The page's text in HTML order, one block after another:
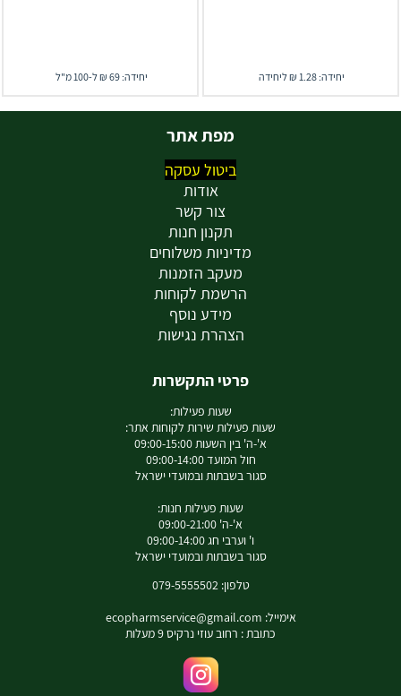
יחידה: 1.28 ₪ ליחידה יחידה: 69 ₪ ל-100 מ"ל
מפת אתר
ביטול עסקה
אודות
צור קשר
תקנון חנות
מדיניות משלוחים
מעקב הזמנות
הרשמת לקוחות
מידע נוסף
הצהרת נגישות
פרטי התקשרות
שעות פעילות:
שעות פעילות שירות לקוחות אתר:
א'-ה' בין השעות 09:00-15:00
חול המועד 09:00-14:00
סגור בשבתות ובמועדי ישראל
שעות פעילות חנות:
א'-ה' 09:00-21:00
ו' וערבי חג 09:00-14:00
סגור בשבתות ובמועדי ישראל
טלפון: 079-5555502
אימייל: ecopharmservice@gmail.com
כתובת : רחוב עוזי נרקיס 9 מעלות